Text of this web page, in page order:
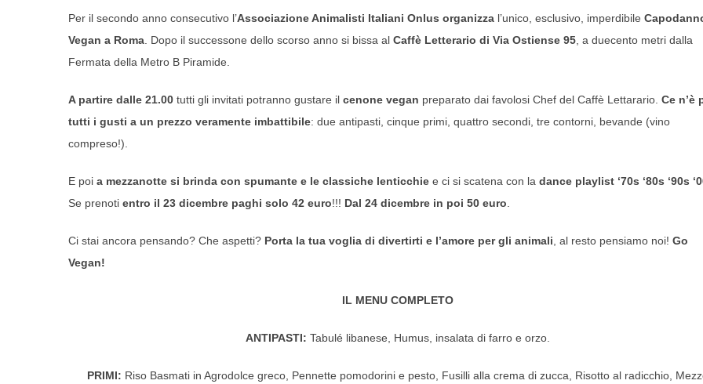
Per il secondo anno consecutivo l’Associazione Animalisti Italiani Onlus organizza l’unico, esclusivo, imperdibile
Vegan a Roma . Dopo il successone dello scorso anno si bissa al Caffè Letterario di Via Ostiense 95 , a duecento metri dalla
Fermata della Metro B Piramide.
A partire dalle 21.00 tutti gli invitati potranno gustare il cenone vegan preparato dai favolosi Chef del Caffè Lettarario. Ce n’è
tutti i gusti a un prezzo veramente imbattibile: due antipasti, cinque primi, quattro secondi, tre contorni, bevande (vino
compreso!).
E poi a mezzanotte si brinda con spumante e le classiche lenticchie e ci si scatena con la dance playlist ‘70s ‘80s ‘90s
Se prenoti entro il 23 dicembre paghi solo 42 euro!!! Dal 24 dicembre in poi 50 euro
Ci stai ancora pensando? Che aspetti? Porta la tua voglia di divertirti e l’amore per gli animali , al resto pensiamo noi! Go
Vegan!
IL MENU COMPLETO
ANTIPASTI: Tabulé libanese, Humus, insalata di farro e orzo.
PRIMI: Riso Basmati in Agrodolce greco, Pennette pomodorini e pesto, Fusilli alla crema di zucca, Risotto al radicchio,